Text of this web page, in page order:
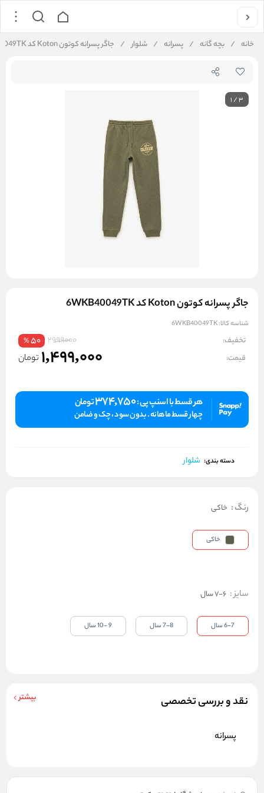
خانه / بچه گانه / پسرانه / شلوار / جاگر پسرانه کوتون Koton کد 6WKB40049TK
1/3
جاگر پسرانه کوتون Koton کد 6WKB40049TK
شناسه کالا:6WKB40049TK
تخفیف: 2999000
50
%
قیمت: 1,499,000 تومان
هر قسط با اسنپ پی :374,750تومان
چهار قسط ماهانه . بدون سود ، چک و ضامن
دسته بندی: شلوار
نقد و بررسی تخصصی بیشتر
پسرانه
رنگ: خاکی
خاکی
سایز: 6-7 سال
6-7 سال 7-8 سال 9 -10 سال